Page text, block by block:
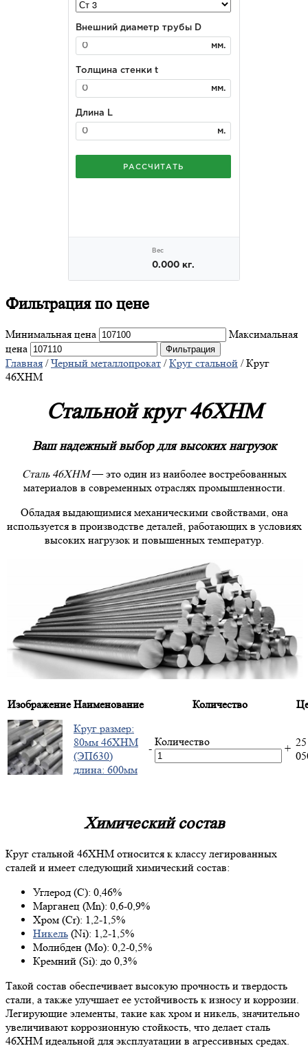
Фильтрацияпо цене
Минимальная цена
Максимальная
цена
Фильтрация
Главная /Черный металлопрокат /Круг стальной / Круг
46ХНМ
Стальной круг 46ХНМ
Ваш надежный выбор для высоких нагрузок
Сталь 46ХНМ— это один из наиболее востребованных
материалов в современных отраслях промышленности.
Обладая выдающимися механическими свойствами, она
используется в производстве деталей, работающих в условиях
высоких нагрузок и повышенных температур.
Изображение Наименование Количество
Круг размер:
80мм 46ХНМ
(ЭП630)
длина: 600мм
-
Количество
+ 25
Химический состав
Круг стальной 46ХНМ относится к классу легированных
сталей и имеет следующий химический состав:
Углерод (C): 0,46%
Марганец (Mn): 0,6-0,9%
Хром (Cr): 1,2-1,5%
Никель (Ni): 1,2-1,5%
Молибден (Mo): 0,2-0,5%
Кремний (Si): до 0,3%
Такой состав обеспечивает высокую прочность и твердость
стали, а также улучшает ее устойчивость к износу и коррозии.
Легирующие элементы, такие как хром и никель, значительно
увеличивают коррозионную стойкость, что делает сталь
46ХНМ идеальной для эксплуатации в агрессивных средах.